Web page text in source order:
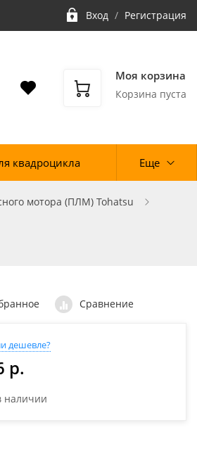
Вход / Регистрация
Моя корзина
Корзина пуста
квадроцикла Еще
мотора (ПЛМ) Tohatsu
Сравнение
дешевле?
р.
наличии